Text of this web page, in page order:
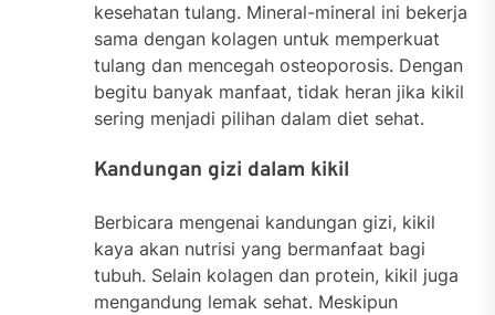
kesehatan tulang. Mineral-mineral ini bekerja
sama dengan kolagen untuk memperkuat
tulang dan mencegah osteoporosis. Dengan
begitu banyak manfaat, tidak heran jika kikil
sering menjadi pilihan dalam diet sehat.
Kandungan gizi dalam kikil
Berbicara mengenai kandungan gizi, kikil
kaya akan nutrisi yang bermanfaat bagi
tubuh. Selain kolagen dan protein, kikil juga
mengandung lemak sehat. Meskipun